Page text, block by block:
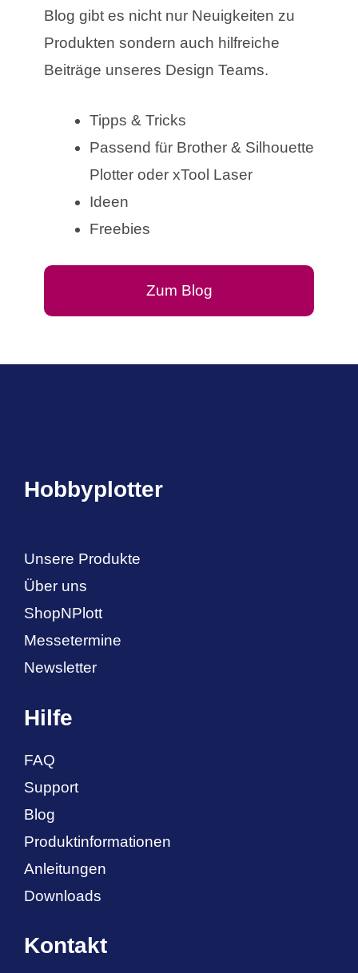
Blog gibt es nicht nur Neuigkeiten zu
Produkten sondern auch hilfreiche
Beiträge unseres Design Teams.
Tipps & Tricks
Passend für Brother & Silhouette
Plotter oder xTool Laser
Ideen
Freebies
Zum Blog
Hobbyplotter
Unsere Produkte
Über uns
ShopNPlott
Messetermine
Newsletter
Hilfe
FAQ
Support
Blog
Produktinformationen
Anleitungen
Downloads
Kontakt